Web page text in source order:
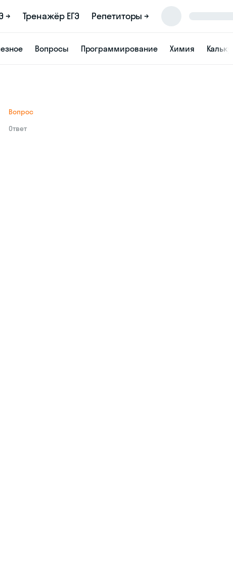
→ Тренажёр ЕГЭ Репетиторы →
Вопросы Программирование Химия
Вопрос
Ответ